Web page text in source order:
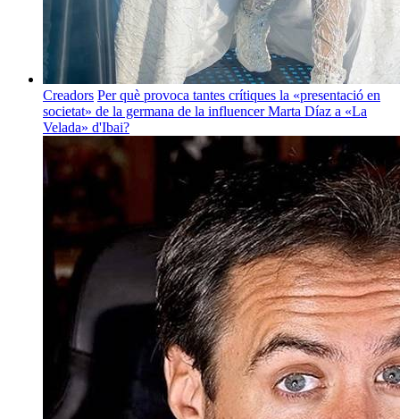
Creadors Per què provoca tantes crítiques la «presentació en
societat» de la germana de la influencer Marta Díaz a «La
Velada» d'Ibai?